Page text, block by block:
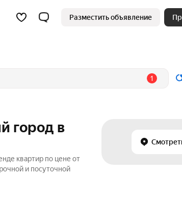
Разместить объявление
1
город в
квартир по цене от
и посуточной